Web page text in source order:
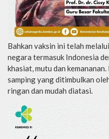
Bahkan vaksin ini telah
negara termasuk Indonesia
khasiat, mutu dan
samping yang ditimbulkan
ringan dan mudah diatasi.